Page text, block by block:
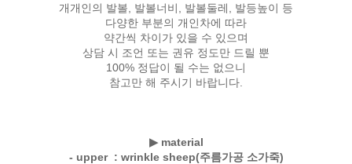
개개인의 발볼, 발볼너비, 발볼둘레, 발등높이 등
다양한 부분의 개인차에 따라
약간씩 차이가 있을 수 있으며
상담 시 조언 또는 권유 정도만 드릴 뿐
100% 정답이 될 수는 없으니
참고만 해 주시기 바랍니다.
▶ material
- upper : wrinkle sheep(주름가공 소가죽)